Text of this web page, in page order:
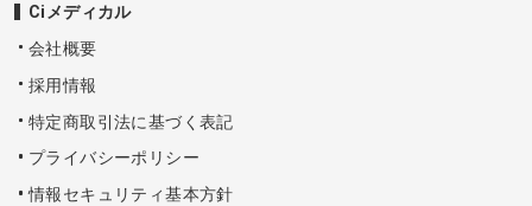
Ciメディカル
会社概要
採用情報
特定商取引法に基づく表記
プライバシーポリシー
情報セキュリティ基本方針